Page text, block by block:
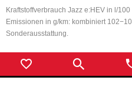
Kraftstoffverbrauch Jazz e:HEV in l/
Emissionen in g/km: kombiniert
Sonderausstattung.